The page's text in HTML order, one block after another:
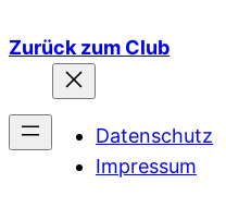
Inhalt
springen
Zurück zum Club
Datenschutz
Impressum